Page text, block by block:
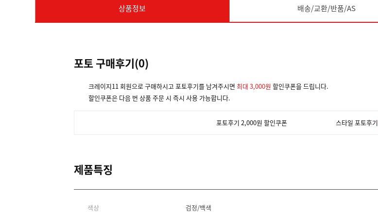
상품정보 배송/교환/반품/AS
포토 구매후기(0)
크레이지11 회원으로 구매하시고 포토후기를 남겨주시면 최대 3,000원 할인쿠폰을 드립니다.
할인쿠폰은 다음 번 상품 주문 시 즉시 사용 가능합니다.
포토후기 2,000원 할인쿠폰 스타일 포토후기
제품특징
색상
검정/백색